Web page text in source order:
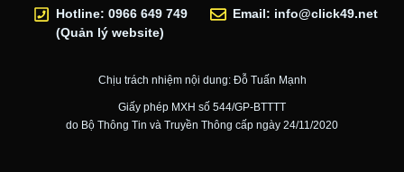
Hotline: 0966 649 749
(Quản lý website)
Email: info@click49.net
Chịu trách nhiệm nội dung: Đỗ Tuấn Mạnh
Giấy phép MXH số 544/GP-BTTTT
do Bộ Thông Tin và Truyền Thông cấp ngày 24/11/2020